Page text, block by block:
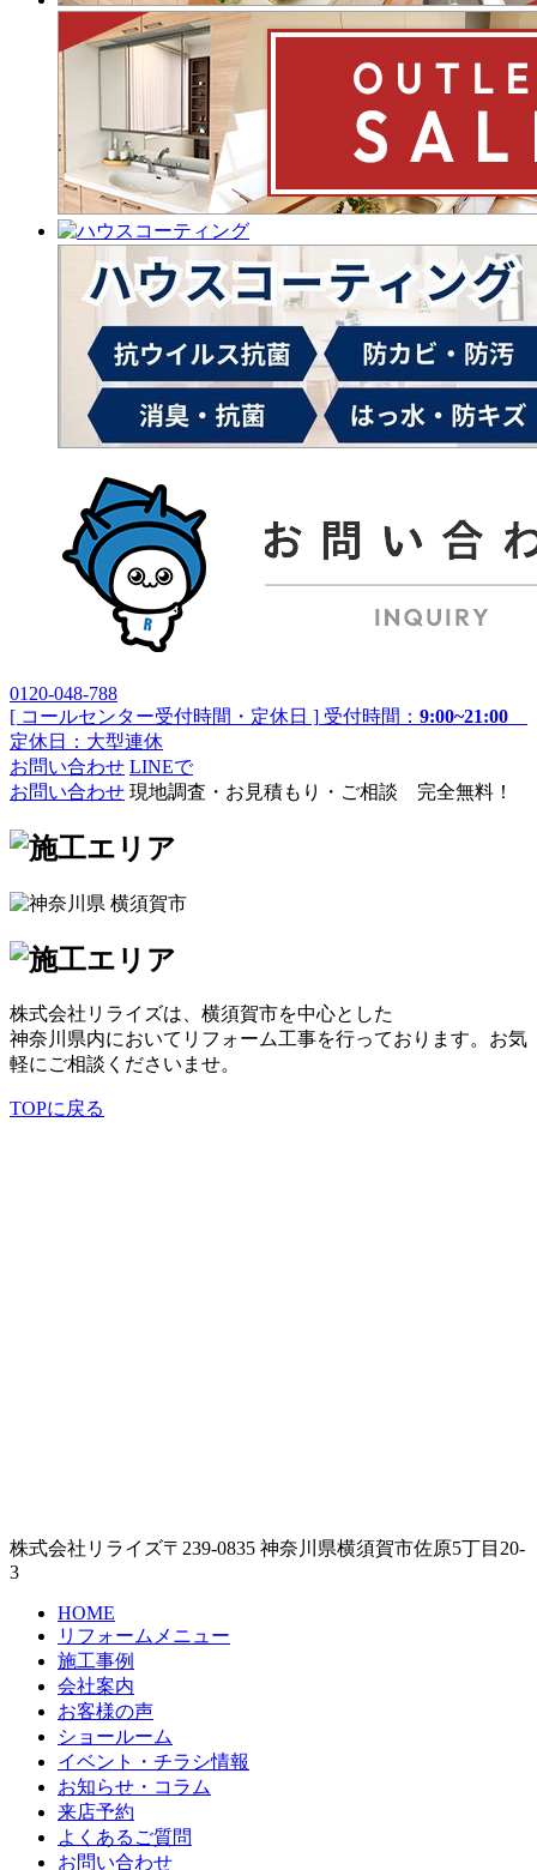
0120-048-788
[ コールセンター受付時間・定休日 ] 受付時間： 9:00~21:00
定休日：大型連休
お問い合わせ LINEで
お問い合わせ 現地調査・お見積もり・ご相談 完全無料！
株式会社リライズは、横須賀市を中心とした
神奈川県内においてリフォーム工事を行っております。お気
軽にご相談くださいませ。
TOPに戻る
株式会社リライズ〒239-0835 神奈川県横須賀市佐原5丁目20-
3
HOME
リフォームメニュー
施工事例
会社案内
お客様の声
ショールーム
イベント・チラシ情報
お知らせ・コラム
来店予約
よくあるご質問
お問い合わせ